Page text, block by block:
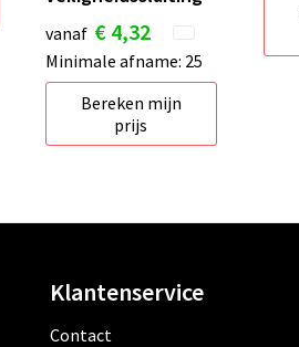
vanaf € 4,32
Minimale afname: 25
Bereken mijn
prijs
Klantenservice
Contact